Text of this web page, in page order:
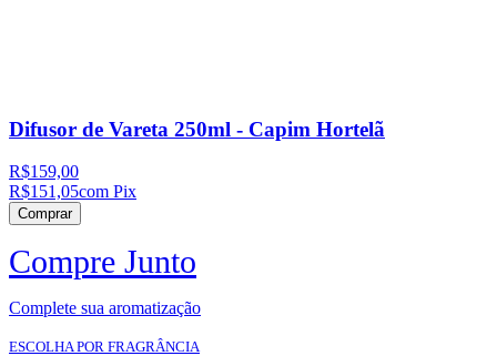
Difusor de Vareta 250ml - Capim Hortelã
R$159,00
R$151,05com Pix
Comprar
Compre Junto
Complete sua aromatização
ESCOLHA POR FRAGRÂNCIA